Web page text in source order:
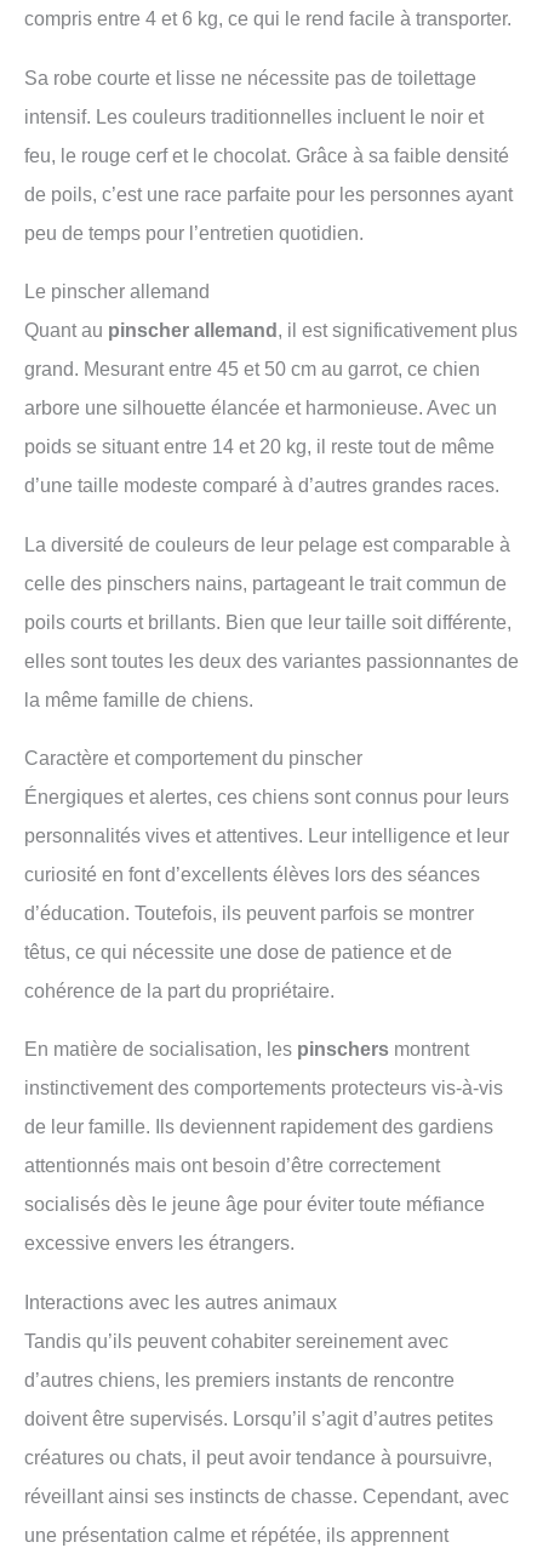
compris entre 4 et 6 kg, ce qui le rend facile à transporter.
Sa robe courte et lisse ne nécessite pas de toilettage
intensif. Les couleurs traditionnelles incluent le noir et
feu, le rouge cerf et le chocolat. Grâce à sa faible densité
de poils, c’est une race parfaite pour les personnes ayant
peu de temps pour l’entretien quotidien.
Le pinscher allemand
Quant au pinscher allemand, il est significativement plus
grand. Mesurant entre 45 et 50 cm au garrot, ce chien
arbore une silhouette élancée et harmonieuse. Avec un
poids se situant entre 14 et 20 kg, il reste tout de même
d’une taille modeste comparé à d’autres grandes races.
La diversité de couleurs de leur pelage est comparable à
celle des pinschers nains, partageant le trait commun de
poils courts et brillants. Bien que leur taille soit différente,
elles sont toutes les deux des variantes passionnantes de
la même famille de chiens.
Caractère et comportement du pinscher
Énergiques et alertes, ces chiens sont connus pour leurs
personnalités vives et attentives. Leur intelligence et leur
curiosité en font d’excellents élèves lors des séances
d’éducation. Toutefois, ils peuvent parfois se montrer
têtus, ce qui nécessite une dose de patience et de
cohérence de la part du propriétaire.
En matière de socialisation, les pinschers montrent
instinctivement des comportements protecteurs vis-à-vis
de leur famille. Ils deviennent rapidement des gardiens
attentionnés mais ont besoin d’être correctement
socialisés dès le jeune âge pour éviter toute méfiance
excessive envers les étrangers.
Interactions avec les autres animaux
Tandis qu’ils peuvent cohabiter sereinement avec
d’autres chiens, les premiers instants de rencontre
doivent être supervisés. Lorsqu’il s’agit d’autres petites
créatures ou chats, il peut avoir tendance à poursuivre,
réveillant ainsi ses instincts de chasse. Cependant, avec
une présentation calme et répétée, ils apprennent